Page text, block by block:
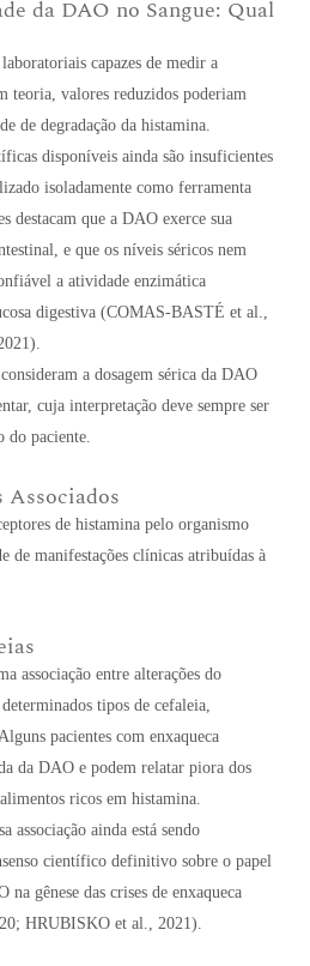
da DAO no Sangue: Qual
capazes de medir a
teoria, valores reduzidos poderiam
de degradação da histamina.
disponíveis ainda são insuficientes
isoladamente como ferramenta
destacam que a DAO exerce sua
e que os níveis séricos nem
a atividade enzimática
digestiva (COMAS-BASTÉ et al.,
a dosagem sérica da DAO
cuja interpretação deve sempre ser
do paciente.
Associados
de histamina pelo organismo
de manifestações clínicas atribuídas à
associação entre alterações do
tipos de cefaleia,
pacientes com enxaqueca
da DAO e podem relatar piora dos
ricos em histamina.
associação ainda está sendo
científico definitivo sobre o papel
gênese das crises de enxaqueca
HRUBISKO et al., 2021).